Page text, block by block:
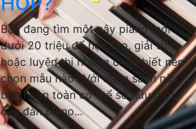
Bạn đang tìm một cây piano mới
dưới 20 triệu để học tập, giải trí
hoặc luyện thi nhưng chưa biết nên
chọn mẫu nào? Với ngân sách này,
bạn hoàn toàn có thể sở hữu một
cây đàn piano...